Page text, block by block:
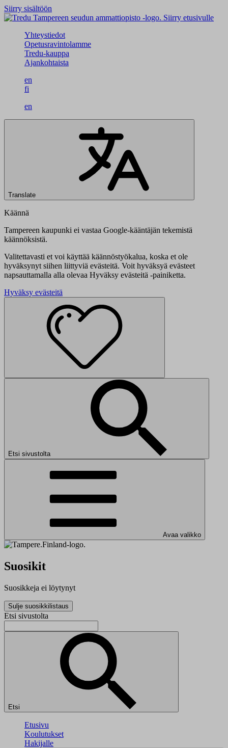
Siirry sisältöön
Siirry etusivulle
Yhteystiedot
Opetusravintolamme
Tredu-kauppa
Ajankohtaista
en
fi
en
Translate
Käännä
Tampereen kaupunki ei vastaa Google-kääntäjän tekemistä
käännöksistä.
Valitettavasti et voi käyttää käännöstyökalua, koska et ole
hyväksynyt siihen liittyviä evästeitä. Voit hyväksyä evästeet
napsauttamalla alla olevaa Hyväksy evästeitä -painiketta.
Hyväksy evästeitä
Etsi sivustolta
Avaa valikko
Suosikit
Suosikkeja ei löytynyt
Sulje suosikkilistaus
Etsi sivustolta
Etsi
Etusivu
Koulutukset
Hakijalle